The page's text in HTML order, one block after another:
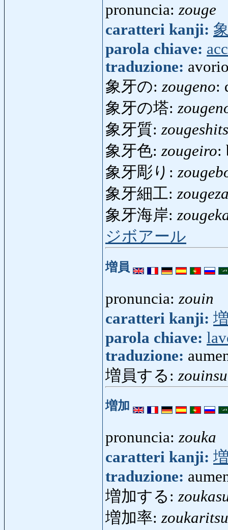
pronuncia: zouge
caratteri kanji:
parola chiave:
traduzione:
象牙の: zougeno:
象牙の塔:
象牙質:
象牙色: zougeiro:
象牙彫り:
象牙細工:
象牙海岸:
ジボアール
増員
pronuncia: zouin
caratteri kanji:
parola chiave:
traduzione:
増員する:
増加
pronuncia:zouka
caratteri kanji:
traduzione:
増加する:
増加率:zoukaritsu